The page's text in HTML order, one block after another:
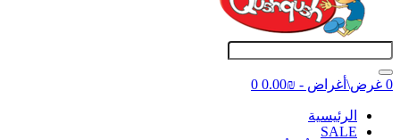
0 غرض\أغراض - ₪0.00 0
اﻟﺮﺋﻴﺴﻴﺔ
SALE